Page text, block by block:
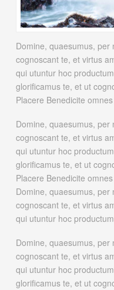
Domine, quaesumus,
cognoscant te, et virtus
qui utuntur hoc
glorificamus te, et ut
Placere Benedicite
Domine, quaesumus,
cognoscant te, et virtus
qui utuntur hoc
glorificamus te, et ut
Placere Benedicite
Domine, quaesumus,
cognoscant te, et virtus
qui utuntur hoc
Domine, quaesumus,
cognoscant te, et virtus
qui utuntur hoc
glorificamus te, et ut